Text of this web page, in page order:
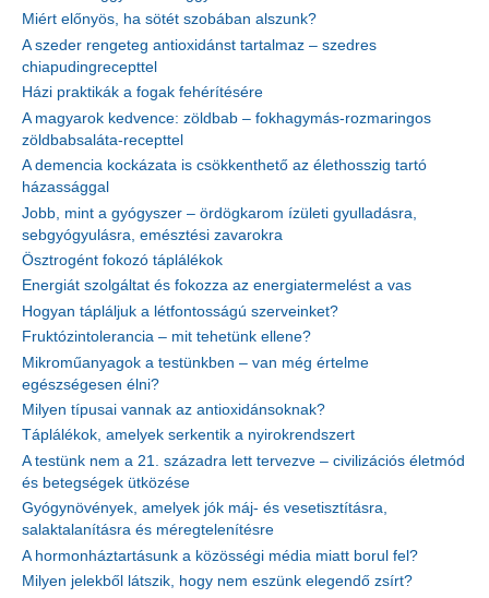
Miért előnyös, ha sötét szobában alszunk?
A szeder rengeteg antioxidánst tartalmaz – szedres
chiapudingrecepttel
Házi praktikák a fogak fehérítésére
A magyarok kedvence: zöldbab – fokhagymás-rozmaringos
zöldbabsaláta-recepttel
A demencia kockázata is csökkenthető az élethosszig tartó
házassággal
Jobb, mint a gyógyszer – ördögkarom ízületi gyulladásra,
sebgyógyulásra, emésztési zavarokra
Ösztrogént fokozó táplálékok
Energiát szolgáltat és fokozza az energiatermelést a vas
Hogyan tápláljuk a létfontosságú szerveinket?
Fruktózintolerancia – mit tehetünk ellene?
Mikroműanyagok a testünkben – van még értelme
egészségesen élni?
Milyen típusai vannak az antioxidánsoknak?
Táplálékok, amelyek serkentik a nyirokrendszert
A testünk nem a 21. századra lett tervezve – civilizációs életmód
és betegségek ütközése
Gyógynövények, amelyek jók máj- és vesetisztításra,
salaktalanításra és méregtelenítésre
A hormonháztartásunk a közösségi média miatt borul fel?
Milyen jelekből látszik, hogy nem eszünk elegendő zsírt?